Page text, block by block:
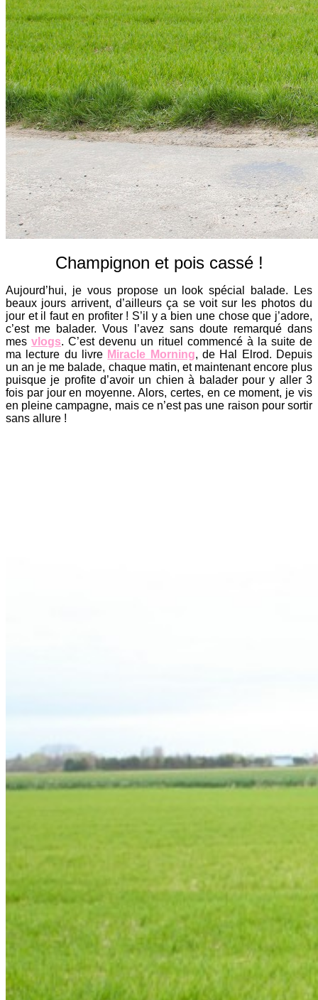
Champignon et pois cassé !
Aujourd’hui, je vous propose un look spécial balade. Les
beaux jours arrivent, d’ailleurs ça se voit sur les photos du
jour et il faut en profiter ! S’il y a bien une chose que j’adore,
c’est me balader. Vous l’avez sans doute remarqué dans
mesvlogs. C’est devenu un rituel commencé à la suite de
ma lecture du livre Miracle Morning, de Hal Elrod. Depuis
un an je me balade, chaque matin, et maintenant encore plus
puisque je profite d’avoir un chien à balader pour y aller 3
fois par jour en moyenne. Alors, certes, en ce moment, je vis
en pleine campagne, mais ce n’est pas une raison pour sortir
sans allure !